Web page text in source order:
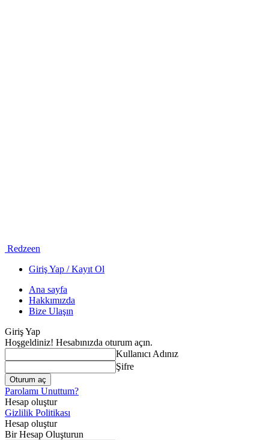
Redzeen
Giriş Yap / Kayıt Ol
Ana sayfa
Hakkımızda
Bize Ulaşın
Giriş Yap
Hoşgeldiniz! Hesabınızda oturum açın.
Kullanıcı Adınız
Şifre
Parolamı Unuttum?
Hesap oluştur
Gizlilik Politikası
Hesap oluştur
Bir Hesap Oluşturun